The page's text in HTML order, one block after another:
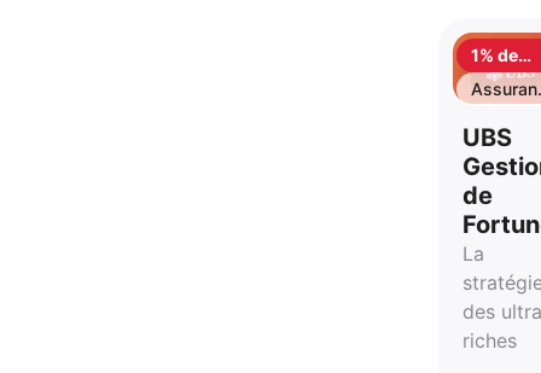
1% de
UBS
de
La
des
riches